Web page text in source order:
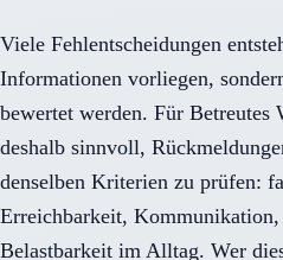
Viele Fehlentscheidungen
Informationen vorliegen,
bewertet werden. Für Betreutes
deshalb sinnvoll,
denselben Kriterien zu prüfen:
Erreichbarkeit,
Belastbarkeit im Alltag. Wer